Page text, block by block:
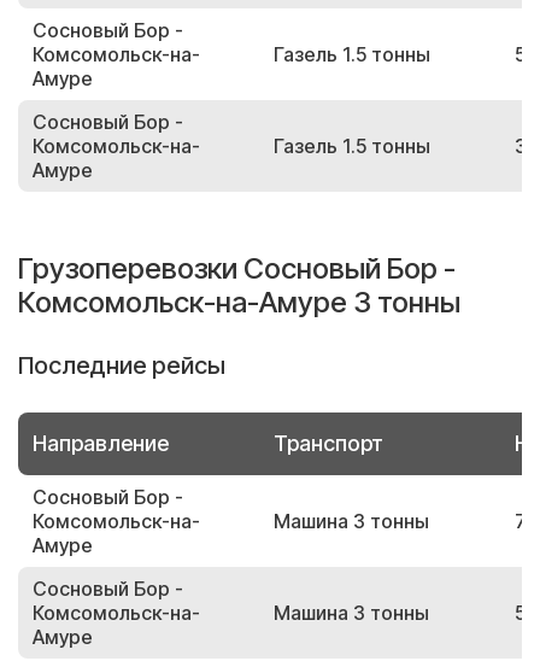
Сосновый Бор -
Комсомольск-на-
Амуре
Газель 1.5 тонны
Сосновый Бор -
Комсомольск-на-
Амуре
Газель 1.5 тонны
Грузоперевозки Сосновый Бор -
Комсомольск-на-Амуре 3 тонны
Последние рейсы
Направление Транспорт
Сосновый Бор -
Комсомольск-на-
Амуре
Машина 3 тонны
Сосновый Бор -
Комсомольск-на-
Амуре
Машина 3 тонны